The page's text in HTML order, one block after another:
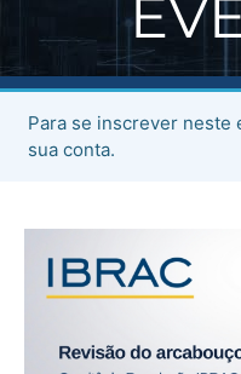
Para se inscrever neste
sua conta.